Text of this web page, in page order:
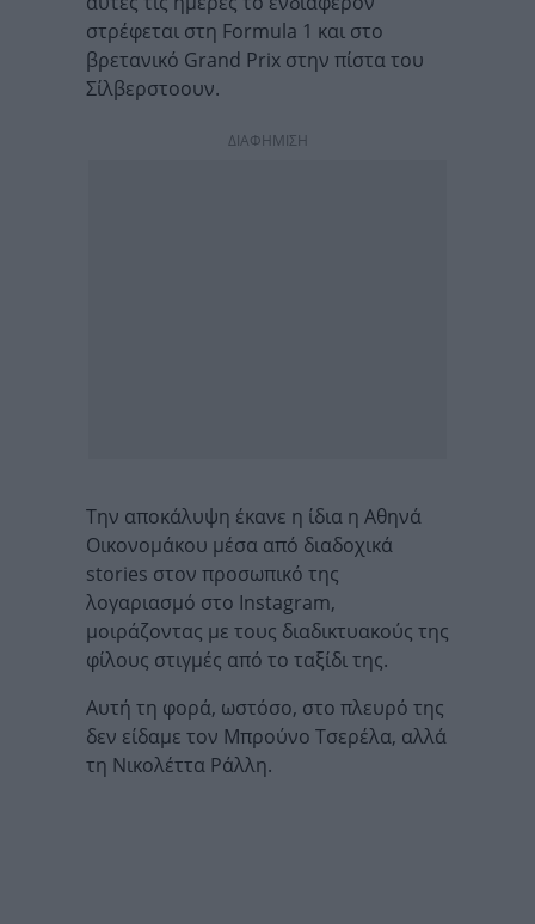
στρέφεται στη Formula 1 και στο
βρετανικό Grand Prix στην πίστα του
Σίλβερστοουν.
ΔΙΑΦΗΜΙΣΗ
Την αποκάλυψη έκανε η ίδια η Αθηνά
Οικονομάκου μέσα από διαδοχικά
stories στον προσωπικό της
λογαριασμό στο Instagram,
μοιράζοντας με τους διαδικτυακούς της
φίλους στιγμές από το ταξίδι της.
Αυτή τη φορά, ωστόσο, στο πλευρό της
δεν είδαμε τον Μπρούνο Τσερέλα, αλλά
τη Νικολέττα Ράλλη.